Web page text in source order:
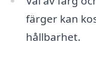
färger kan
hållbarhet.